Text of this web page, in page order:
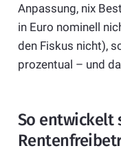
Anpassung, nix
in Euro nominell
den Fiskus nicht),
prozentual – und
So entwickelt